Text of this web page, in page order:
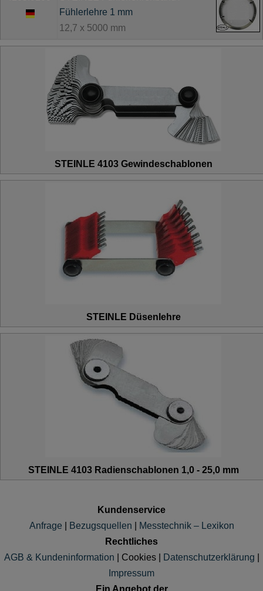
Fühlerlehre 1 mm
12,7 x 5000 mm
STEINLE 4103 Gewindeschablonen
STEINLE Düsenlehre
STEINLE 4103 Radienschablonen 1,0 - 25,0 mm
Kundenservice
Anfrage
Bezugsquellen
Messtechnik – Lexikon
Rechtliches
AGB & Kundeninformation
Cookies| Datenschutzerklärung
Impressum
Ein Angebot der